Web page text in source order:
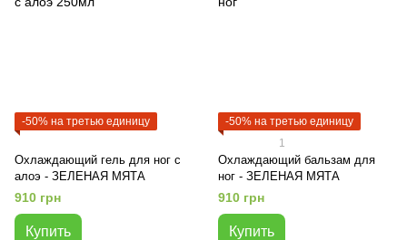
-50% на третью единицу
Охлаждающий гель для ног с
алоэ - ЗЕЛЕНАЯ МЯТА
910 грн
Купить
-50% на третью единицу
1
Охлаждающий бальзам для
ног - ЗЕЛЕНАЯ МЯТА
910 грн
Купить